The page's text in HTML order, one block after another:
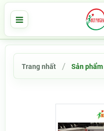
Trang nhất Sản phẩm